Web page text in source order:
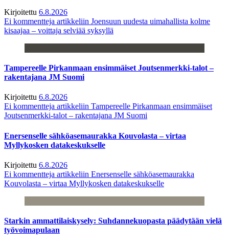
Kirjoitettu 6.8.2026
Ei kommentteja artikkeliin Joensuun uudesta uimahallista kolme
kisaajaa – voittaja selviää syksyllä
Tampereelle Pirkanmaan ensimmäiset Joutsenmerkki-talot –
rakentajana JM Suomi
Kirjoitettu 6.8.2026
Ei kommentteja artikkeliin Tampereelle Pirkanmaan ensimmäiset
Joutsenmerkki-talot – rakentajana JM Suomi
Enersenselle sähköasemaurakka Kouvolasta – virtaa
Myllykosken datakeskukselle
Kirjoitettu 6.8.2026
Ei kommentteja artikkeliin Enersenselle sähköasemaurakka
Kouvolasta – virtaa Myllykosken datakeskukselle
Starkin ammattilaiskysely: Suhdannekuopasta päädytään vielä
työvoimapulaan